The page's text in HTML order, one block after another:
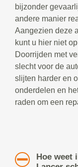
bijzonder
andere manier
Aangezien deze
kunt u hier niet
Doorrijden met
slecht voor de
slijten harder en
onderdelen en
raden om een
Hoe weet